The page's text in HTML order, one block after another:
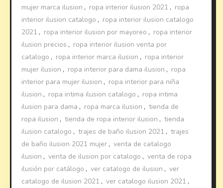
mujer marca ilusion , ropa interior ilusion 2021 , ropa
interior ilusion catalogo , ropa interior ilusion catalogo
2021 , ropa interior ilusion por mayoreo , ropa interior
ilusion precios , ropa interior ilusion venta por
catalogo , ropa interior marca ilusion , ropa interior
mujer ilusion , ropa interior para dama ilusion , ropa
interior para mujer ilusion , ropa interior para niña
ilusion , ropa intima ilusion catalogo , ropa intima
ilusion para dama , ropa marca ilusion , tienda de
ropa ilusion , tienda de ropa interior ilusion , tienda
ilusion catalogo , trajes de baño ilusion 2021 , trajes
de baño ilusion 2021 mujer , venta de catalogo
ilusion , venta de ilusion por catalogo , venta de ropa
ilusión por catálogo , ver catalogo de ilusion , ver
catalogo de ilusion 2021 , ver catalogo ilusion 2021 ,